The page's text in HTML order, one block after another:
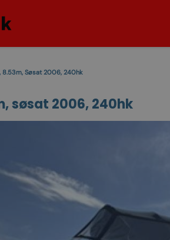
8.53m, Søsat 2006, 240hk
søsat 2006, 240hk